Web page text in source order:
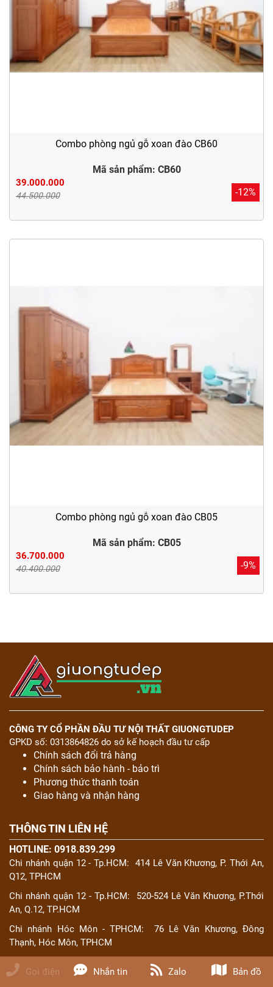
Combo phòng ngủ gỗ xoan đào CB60
Mã sản phẩm: CB60
39.000.000
44.500.000 -12%
Combo phòng ngủ gỗ xoan đào CB05
Mã sản phẩm: CB05
36.700.000
40.400.000 -9%
CÔNG TY CỔ PHẦN ĐẦU TƯ NỘI THẤT GIUONGTUDEP
GPKD số: 0313864826 do sở kế hoạch đầu tư cấp
Chính sách đổi trả hàng
Chính sách bảo hành - bảo trì
Phương thức thanh toán
Giao hàng và nhận hàng
THÔNG TIN LIÊN HỆ
HOTLINE: 0918.839.299
Chi nhánh quận 12 - Tp.HCM:
414 Lê Văn Khương, P. Thới An,
Q12, TPHCM
Chi nhánh quận 12 - Tp.HCM:
520-524 Lê Văn Khương, P.Thới
An, Q.12, TP.HCM
Chi nhánh Hóc Môn - TPHCM:
76 Lê Văn Khương, Đông
Thạnh, Hóc Môn, TPHCM
SẢN PHẨM CỦA CHÚNG TÔI
Gọi điện Nhắn tin Zalo Bản đồ